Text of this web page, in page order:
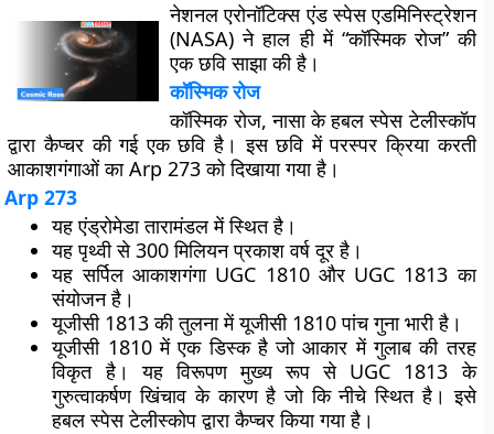
नेशनल एरोनॉटिक्स एंड स्पेस एडमिनिस्ट्रेशन
(NASA) ने हाल ही में “कॉस्मिक रोज” की
एक छवि साझा की है।
कॉस्मिक रोज
कॉस्मिक रोज, नासा के हबल स्पेस टेलीस्कॉप
द्वारा कैप्चर की गई एक छवि है। इस छवि में परस्पर क्रिया करती
आकाशगंगाओं का Arp 273 को दिखाया गया है।
Arp 273
यह एंड्रोमेडा तारामंडल में स्थित है।
यह पृथ्वी से 300 मिलियन प्रकाश वर्ष दूर है।
यह सर्पिल आकाशगंगा UGC 1810 और UGC 1813 का
संयोजन है।
यूजीसी 1813 की तुलना में यूजीसी 1810 पांच गुना भारी है।
यूजीसी 1810 में एक डिस्क है जो आकार में गुलाब की तरह
विकृत है। यह विरूपण मुख्य रूप से UGC 1813 के
गुरुत्वाकर्षण खिंचाव के कारण है जो कि नीचे स्थित है। इसे
हबल स्पेस टेलीस्कोप द्वारा कैप्चर किया गया है।